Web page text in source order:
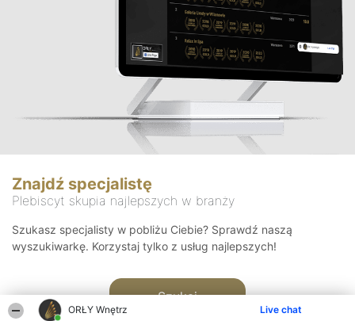
ORŁY Wnętrz Live chat
Znajdź specjalistę
Plebiscyt skupia najlepszych w branży
Szukasz specjalisty w pobliżu Ciebie? Sprawdź naszą
wyszukiwarkę. Korzystaj tylko z usług najlepszych!
Szukaj